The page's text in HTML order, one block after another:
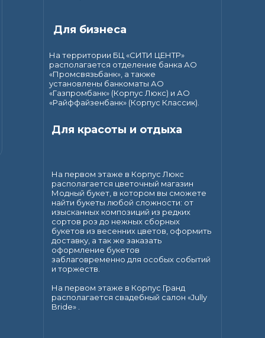
На территории БЦ «СИТИ ЦЕНТР»
располагается отделение банка АО
«Промсвязьбанк», а также
установлены банкоматы АО
«Газпромбанк» (Корпус Люкс) и АО
«Райффайзенбанк» (Корпус Классик).
На первом этаже в Корпус Люкс
располагается цветочный магазин
Модный букет, в котором вы сможете
найти букеты любой сложности: от
изысканных композиций из редких
сортов роз до нежных сборных
букетов из весенних цветов, оформить
доставку, а так же заказать
оформление букетов
заблаговременно для особых событий
и торжеств.
На первом этаже в Корпус Гранд
располагается свадебный салон «Jully
Bride» .
Для бизнеса
Для красоты и отдыха